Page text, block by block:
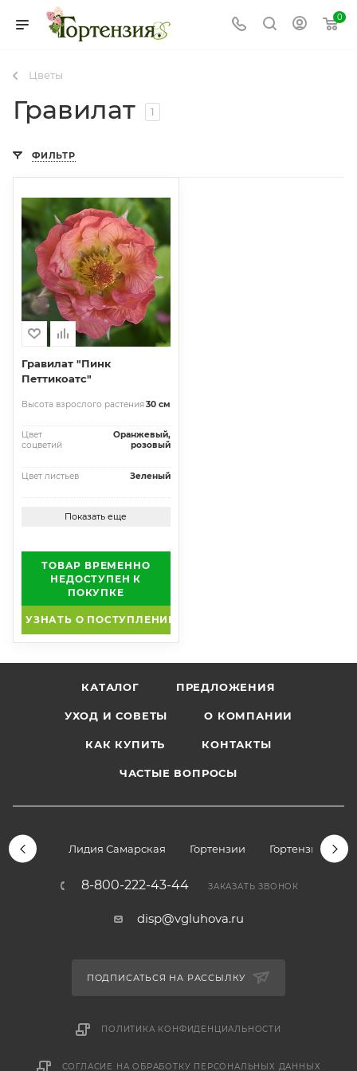
0
Цветы
Гравилат 1
ФИЛЬТР
Гравилат "Пинк
Петтикоатс"
Высота взрослого растения30 см
Цвет
соцветий
Оранжевый,
розовый
Цвет листьев Зеленый
Показать еще
ТОВАР ВРЕМЕННО
НЕДОСТУПЕН К
ПОКУПКЕ
УЗНАТЬ О ПОСТУПЛЕНИИ
КАТАЛОГ ПРЕДЛОЖЕНИЯ
УХОД И СОВЕТЫ О КОМПАНИИ
КАК КУПИТЬ КОНТАКТЫ
ЧАСТЫЕ ВОПРОСЫ
Лидия Самарская Гортензии Гортензии
8-800-222-43-44 ЗАКАЗАТЬ ЗВОНОК
disp@vgluhova.ru
ПОДПИСАТЬСЯ НА РАССЫЛКУ
ПОЛИТИКА КОНФИДЕНЦИАЛЬНОСТИ
СОГЛАСИЕ НА ОБРАБОТКУ ПЕРСОНАЛЬНЫХ ДАННЫХ